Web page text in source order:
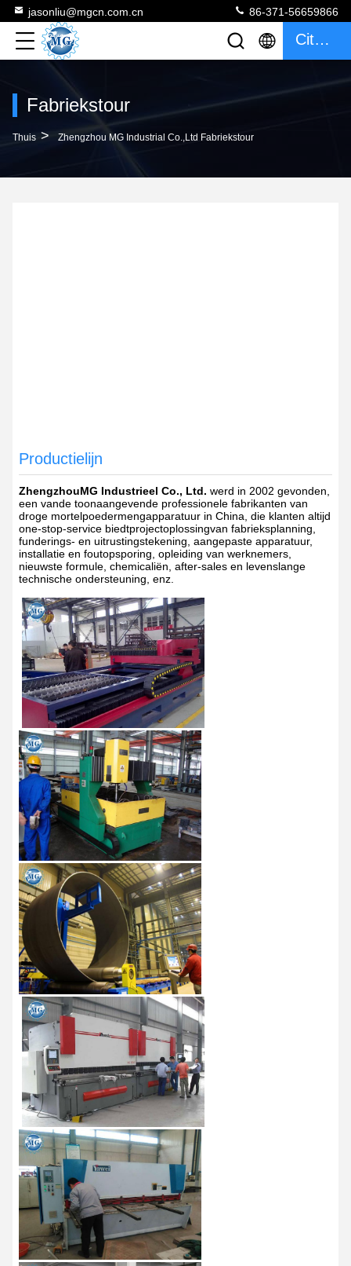
jasonliu@mgcn.com.cn 86-371-56659866
Citaat
Fabriekstour
Thuis > Zhengzhou MG Industrial Co.,Ltd Fabriekstour
Productielijn
ZhengzhouMG Industrieel Co., Ltd. werd in 2002 gevonden,
een vande toonaangevende professionele fabrikanten van
droge mortelpoedermengapparatuur in China, die klanten altijd
one-stop-service biedtprojectoplossingvan fabrieksplanning,
funderings- en uitrustingstekening, aangepaste apparatuur,
installatie en foutopsporing, opleiding van werknemers,
nieuwste formule, chemicaliën, after-sales en levenslange
technische ondersteuning, enz.